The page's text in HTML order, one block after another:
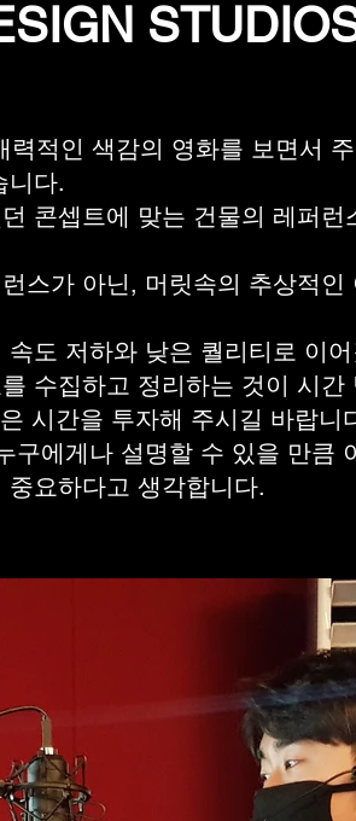
력적인 색감의 영화를 보면서
니다.
콘셉트에 맞는 건물의 레퍼런
스가 아닌, 머릿속의 추상적인
도 저하와 낮은 퀄리티로 이
수집하고 정리하는 것이 시간
시간을 투자해 주시길 바랍니
구에게나 설명할 수 있을 만큼
요하다고 생각합니다.